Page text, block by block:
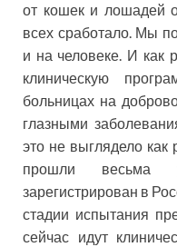
от кошек и лошадей
всех сработало. Мы
и на человеке. И как
клиническую
больницах на
глазными
это не выглядело
прошли весьма
зарегистрирован в
стадии испытания
сейчас идут